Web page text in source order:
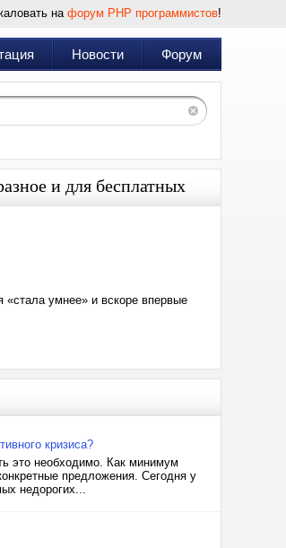
на форум PHP программистов!
Новости Форум
и для бесплатных
«стала умнее» и вскоре впервые
кризиса?
это необходимо. Как минимум
предложения. Сегодня у
недорогих...